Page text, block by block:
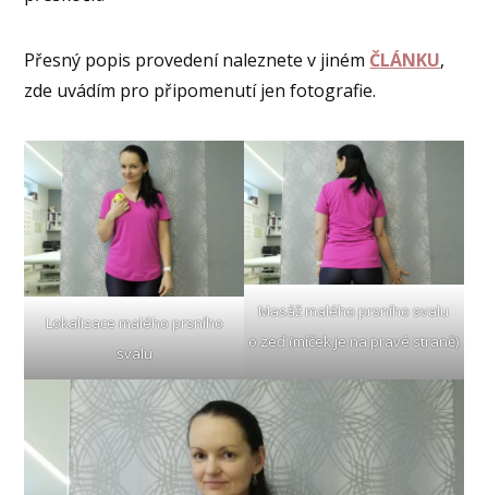
Přesný popis provedení naleznete v jiném ČLÁNKU,
zde uvádím pro připomenutí jen fotografie.
Lokalizace malého prsního
svalu
Masáž malého prsního svalu
o zeď (míček je na pravé straně)